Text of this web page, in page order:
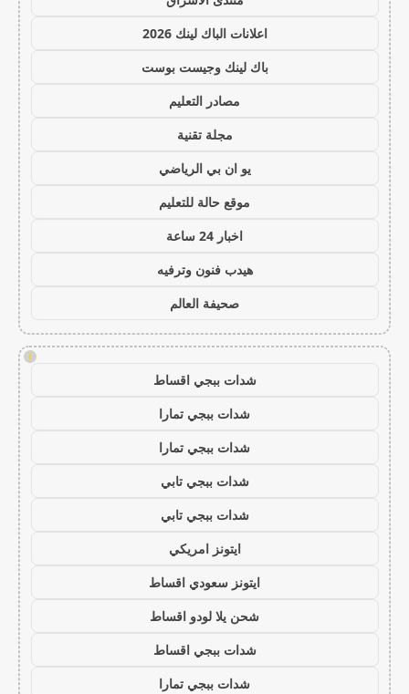
اعلانات الباك لينك 2026
باك لينك وجيست بوست
مصادر التعليم
مجلة تقنية
يو ان بي الرياضي
موقع حالة للتعليم
اخبار 24 ساعة
هيدب فنون وترفيه
صحيفة العالم
!
شدات ببجي اقساط
شدات ببجي تمارا
شدات ببجي تمارا
شدات ببجي تابي
شدات ببجي تابي
ايتونز امريكي
ايتونز سعودي اقساط
شحن يلا لودو اقساط
شدات ببجي اقساط
شدات ببجي تمارا